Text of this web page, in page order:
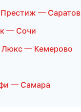
Престиж — Саратов
— Сочи
Люкс — Кемерово
— Самара